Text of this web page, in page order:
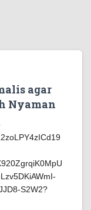
agar
Nyaman